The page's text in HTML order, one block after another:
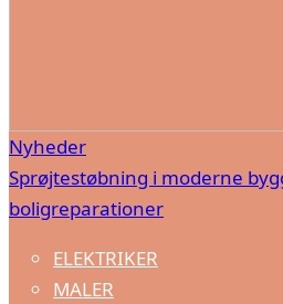
Nyheder
Sprøjtestøbning i moderne
boligreparationer
ELEKTRIKER
MALER